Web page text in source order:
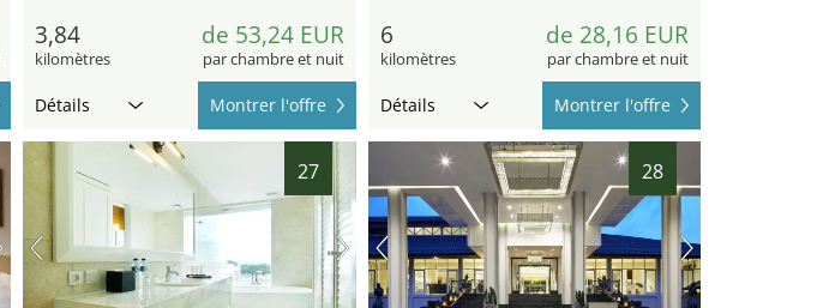
3,84
kilomètres
de 53,24 EUR
par chambre et nuit
Détails Montrer l'offre
6
kilomètres
de 28,16 EUR
par chambre et nuit
Détails Montrer l'offre
27 28